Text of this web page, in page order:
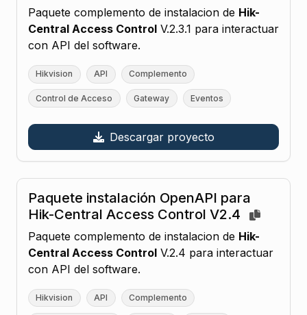
Paquete complemento de instalacion de Hik-
Central Access Control V.2.3.1 para interactuar
con API del software.
Hikvision API Complemento
Control de Acceso Gateway Eventos
Descargar proyecto
Paquete instalación OpenAPI para
Hik-Central Access Control V2.4
Paquete complemento de instalacion de Hik-
Central Access Control V.2.4 para interactuar
con API del software.
Hikvision API Complemento